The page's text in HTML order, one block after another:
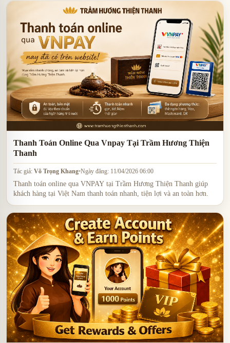
Thanh Toán Online Qua Vnpay Tại Trầm Hương Thiện
Thanh
Tác giả:Võ Trọng Khang•Ngày đăng: 11/04/2026 06:00
Thanh toán online qua VNPAY tại Trầm Hương Thiện Thanh giúp
khách hàng tại Việt Nam thanh toán nhanh, tiện lợi và an toàn hơn.